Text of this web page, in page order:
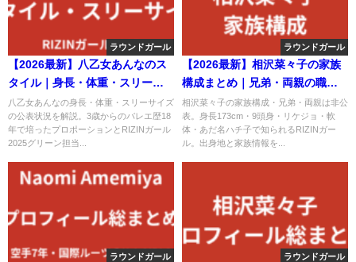
ラウンドガール
【2026最新】八乙女あんなのス
タイル｜身長・体重・スリーサ
イズは公表されてる？
八乙女あんなの身長・体重・スリーサイズ
の公表状況を解説。3歳からのバレエ歴18
年で培ったプロポーションとRIZINガール
2025グリーン担当...
ラウンドガール
【2026最新】相沢菜々子の家族
構成まとめ｜兄弟・両親の職
業・出身地を公式情報で解説
相沢菜々子の家族構成・兄弟・両親は非公
表。身長173cm・9頭身・リケジョ・軟
体・あだ名ハチ子で知られるRIZINガー
ル。出身地と家族情報を...
ラウンドガール ラウンドガール